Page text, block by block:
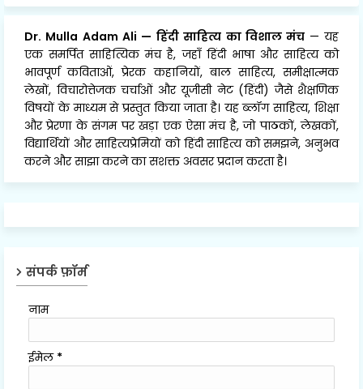
Dr. Mulla Adam Ali — हिंदी साहित्य का विशाल मंच — यह
एक समर्पित साहित्यिक मंच है, जहाँ हिंदी भाषा और साहित्य को
भावपूर्ण कविताओं, प्रेरक कहानियों, बाल साहित्य, समीक्षात्मक
लेखों, विचारोत्तेजक चर्चाओं और यूजीसी नेट (हिंदी) जैसे शैक्षणिक
विषयों के माध्यम से प्रस्तुत किया जाता है। यह ब्लॉग साहित्य, शिक्षा
और प्रेरणा के संगम पर खड़ा एक ऐसा मंच है, जो पाठकों, लेखकों,
विद्यार्थियों और साहित्यप्रेमियों को हिंदी साहित्य को समझने, अनुभव
करने और साझा करने का सशक्त अवसर प्रदान करता है।
संपर्क फ़ॉर्म
नाम
ईमेल *